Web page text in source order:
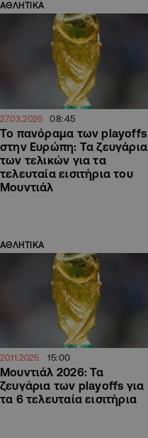
ΑΘΛΗΤΙΚΑ
27.03.2026 08:45
Το πανόραμα των playoffs
στην Ευρώπη: Τα ζευγάρια
των τελικών για τα
τελευταία εισιτήρια του
Μουντιάλ
ΑΘΛΗΤΙΚΑ
20.11.2025 15:00
Μουντιάλ 2026: Τα
ζευγάρια των playoffs για
τα 6 τελευταία εισιτήρια